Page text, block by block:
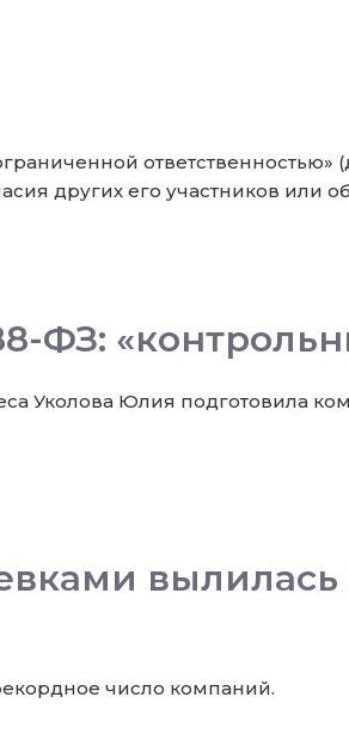
других его участников или
ФЗ:
Уколова Юлия подготовила
вылилась
число компаний.